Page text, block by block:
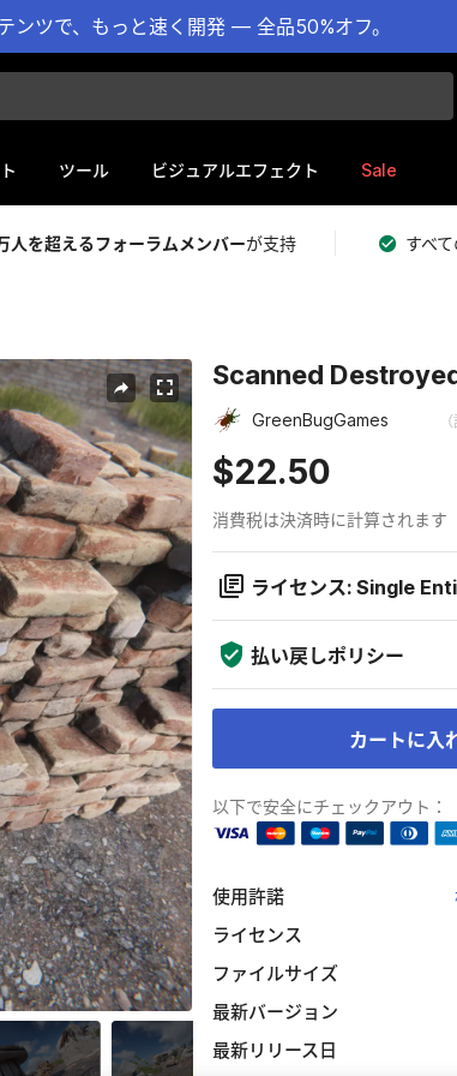
ンツで、もっと速く開発 — 全品50%オフ。
ツール ビジュアルエフェクト Sale
人を超えるフォーラムメンバーが支持 すべ
Scanned
GreenBugGames
$22.50
消費税は決済時に計算されます
ライセンス: Single
払い戻しポリシー
カートに入
以下で安全にチェックアウト：
使用許諾
ライセンス
ファイルサイズ
最新バージョン
最新リリース日